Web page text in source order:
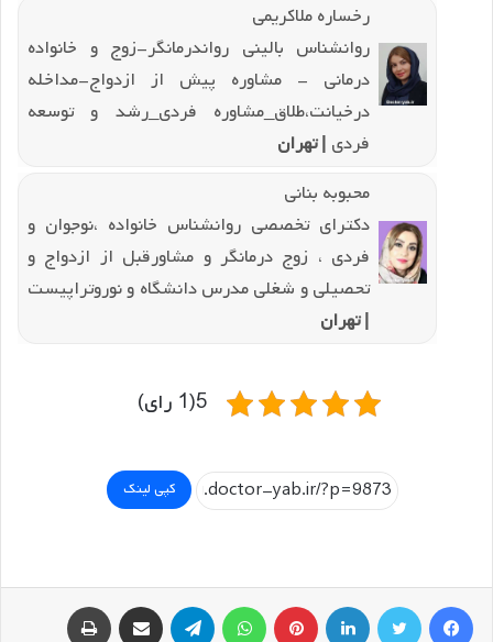
رخساره ملاکریمی
روانشناس بالینی رواندرمانگر-زوج و خانواده
درمانی - مشاوره پیش از ازدواج-مداخله
درخیانت،طلاق_مشاوره فردی_رشد و توسعه
فردی | تهران
محبوبه بنانی
دکترای تخصصی روانشناس خانواده ،نوجوان و
فردی ، زوج درمانگر و مشاورقبل از ازدواج و
تحصیلی و شغلی مدرس دانشگاه و نوروتراپیست
| تهران
5(1 رای)
کپی لینک
فیسبوک توییتر لینکداین پینتریست تلگرام اشتراک گذاری با ایمیل